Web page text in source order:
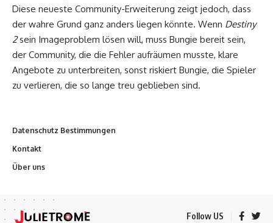
Diese neueste Community-Erweiterung zeigt jedoch, dass
der wahre Grund ganz anders liegen könnte. Wenn Destiny
2sein Imageproblem lösen will, muss Bungie bereit sein,
der Community, die die Fehler aufräumen musste, klare
Angebote zu unterbreiten, sonst riskiert Bungie, die Spieler
zu verlieren, die so lange treu geblieben sind.
Datenschutz Bestimmungen
Kontakt
Über uns
Follow US